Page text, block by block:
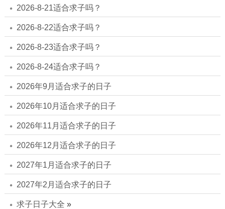
2026-8-21适合求子吗？
2026-8-22适合求子吗？
2026-8-23适合求子吗？
2026-8-24适合求子吗？
2026年9月适合求子的日子
2026年10月适合求子的日子
2026年11月适合求子的日子
2026年12月适合求子的日子
2027年1月适合求子的日子
2027年2月适合求子的日子
求子日子大全 »